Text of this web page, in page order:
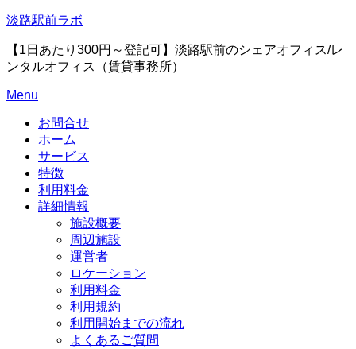
Skip
content
淡路駅前ラボ
【1日あたり300円～登記可】淡路駅前のシェアオフィス/レ
ンタルオフィス（賃貸事務所）
Menu
お問合せ
ホーム
サービス
特徴
利用料金
詳細情報
施設概要
周辺施設
運営者
ロケーション
利用料金
利用規約
利用開始までの流れ
よくあるご質問